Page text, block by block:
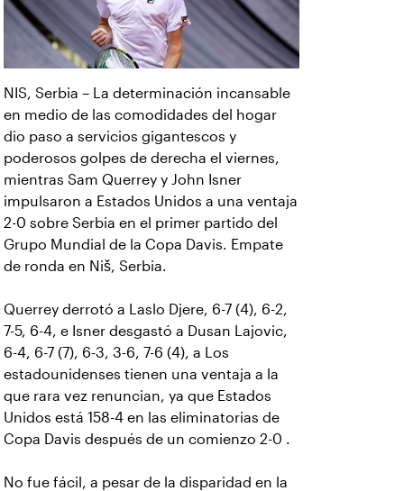
NIS, Serbia – La determinación incansable
en medio de las comodidades del hogar
dio paso a servicios gigantescos y
poderosos golpes de derecha el viernes,
mientras Sam Querrey y John Isner
impulsaron a Estados Unidos a una ventaja
2-0 sobre Serbia en el primer partido del
Grupo Mundial de la Copa Davis. Empate
de ronda en Niš, Serbia.
Querrey derrotó a Laslo Djere, 6-7 (4), 6-2,
7-5, 6-4, e Isner desgastó a Dusan Lajovic,
6-4, 6-7 (7), 6-3, 3-6, 7-6 (4), a Los
estadounidenses tienen una ventaja a la
que rara vez renuncian, ya que Estados
Unidos está 158-4 en las eliminatorias de
Copa Davis después de un comienzo 2-0 .
No fue fácil, a pesar de la disparidad en la